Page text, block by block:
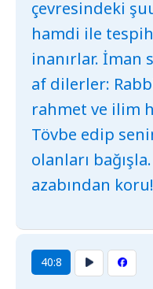
çevresindeki
hamdi ile
inanırlar. İman
af dilerler:
rahmet ve ilim
Tövbe edip
olanları
azabından koru!
40:8